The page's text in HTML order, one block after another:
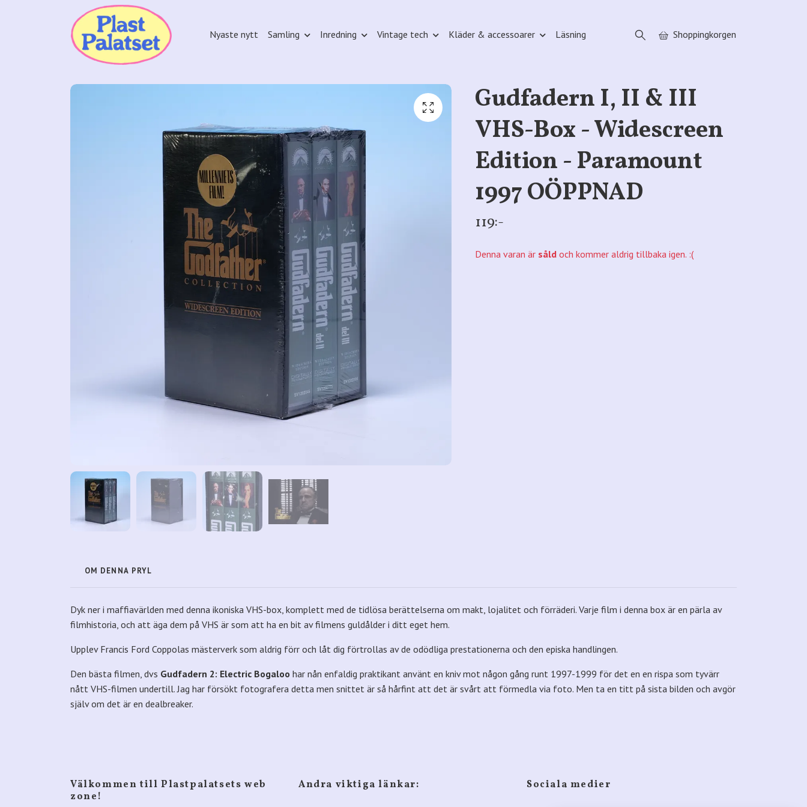
Nyaste nytt Samling Inredning Vintage tech Kläder & accessoarer Läsning Shoppingkorgen
Gudfadern I, II & III
VHS-Box - Widescreen
Edition - Paramount
1997 OÖPPNAD
119:-
Denna varan ärsåldoch kommer aldrig tillbaka igen. :(
OM DENNA PRYL
Dyk ner i maffiavärlden med denna ikoniska VHS-box, komplett med de tidlösa berättelserna om makt, lojalitet och förräderi. Varje film i denna box är en pärla av
filmhistoria, och att äga dem på VHS är som att ha en bit av filmens guldålder i ditt eget hem.
Upplev Francis Ford Coppolas mästerverk som aldrig förr och låt dig förtrollas av de odödliga prestationerna och den episka handlingen.
Den bästa filmen, dvs Gudfadern 2: Electric Bogaloo har nån enfaldig praktikant använt en kniv mot någon gång runt 1997-1999 för det en en rispa som tyvärr
nått VHS-filmen undertill. Jag har försökt fotografera detta men snittet är så hårfint att det är svårt att förmedla via foto. Men ta en titt på sista bilden och avgör
själv om det är en dealbreaker.
Välkommen till Plastpalatsets web
zone!
Andra viktiga länkar: Sociala medier